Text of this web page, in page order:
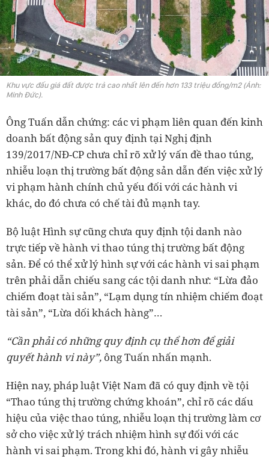
Khu vực đấu giá đất được trả cao nhất lên đến hơn 133 triệu đồng/m2 (Ảnh:
Minh Đức).
Ông Tuấn dẫn chứng: các vi phạm liên quan đến kinh
doanh bất động sản quy định tại Nghị định
139/2017/NĐ-CP chưa chỉ rõ xử lý vấn đề thao túng,
nhiễu loạn thị trường bất động sản dẫn đến việc xử lý
vi phạm hành chính chủ yếu đối với các hành vi
khác, do đó chưa có chế tài đủ mạnh tay.
Bộ luật Hình sự cũng chưa quy định tội danh nào
trực tiếp về hành vi thao túng thị trường bất động
sản. Để có thể xử lý hình sự với các hành vi sai phạm
trên phải dẫn chiếu sang các tội danh như: “Lừa đảo
chiếm đoạt tài sản”, “Lạm dụng tín nhiệm chiếm đoạt
tài sản”, “Lừa dối khách hàng”…
“Cần phải có những quy định cụ thể hơn để giải
quyết hành vi này”, ông Tuấn nhấn mạnh.
Hiện nay, pháp luật Việt Nam đã có quy định về tội
“Thao túng thị trường chứng khoán”, chỉ rõ các dấu
hiệu của việc thao túng, nhiễu loạn thị trường làm cơ
sở cho việc xử lý trách nhiệm hình sự đối với các
hành vi sai phạm. Trong khi đó, hành vi gây nhiễu